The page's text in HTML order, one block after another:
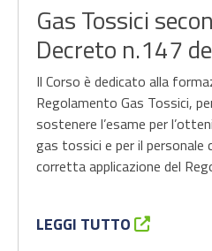
Gas Tossici
Decreto n.147
Il Corso è dedicato alla
Regolamento Gas Tossici,
sostenere l’esame per
gas tossici e per il personale
corretta applicazione del
LEGGI TUTTO